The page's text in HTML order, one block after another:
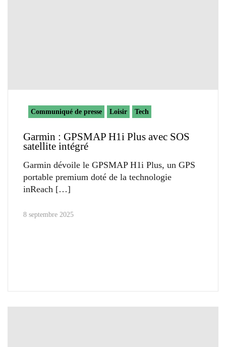
Communiqué de presse Loisir Tech
Garmin : GPSMAP H1i Plus avec SOS
satellite intégré
Garmin dévoile le GPSMAP H1i Plus, un GPS
portable premium doté de la technologie
inReach
8 septembre 2025